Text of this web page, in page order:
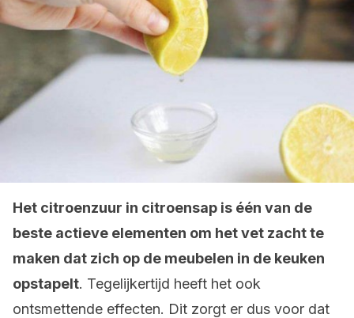
Het citroenzuur in citroensap is één van de
beste actieve elementen om het vet zacht te
maken dat zich op de meubelen in de keuken
opstapelt. Tegelijkertijd heeft het ook
ontsmettende effecten. Dit zorgt er dus voor dat